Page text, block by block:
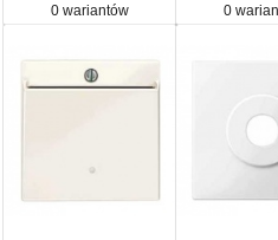
0 wariantów 0